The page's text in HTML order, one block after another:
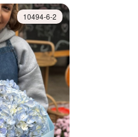
10494-6-2